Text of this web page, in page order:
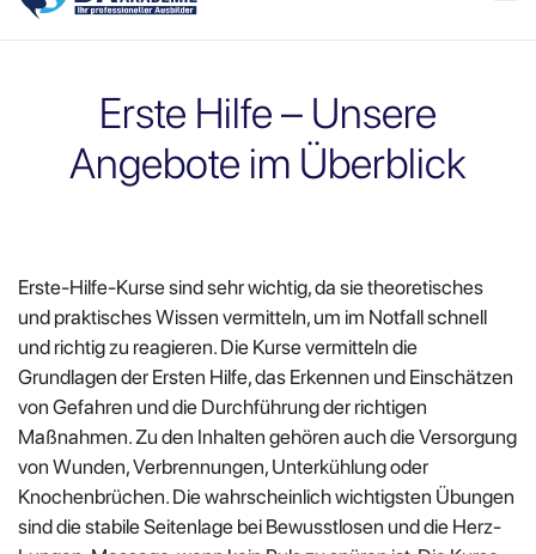
Erste Hilfe – Unsere
Angebote im Überblick
Erste-Hilfe-Kurse sind sehr wichtig, da sie theoretisches
und praktisches Wissen vermitteln, um im Notfall schnell
und richtig zu reagieren. Die Kurse vermitteln die
Grundlagen der Ersten Hilfe, das Erkennen und Einschätzen
von Gefahren und die Durchführung der richtigen
Maßnahmen. Zu den Inhalten gehören auch die Versorgung
von Wunden, Verbrennungen, Unterkühlung oder
Knochenbrüchen. Die wahrscheinlich wichtigsten Übungen
sind die stabile Seitenlage bei Bewusstlosen und die Herz-